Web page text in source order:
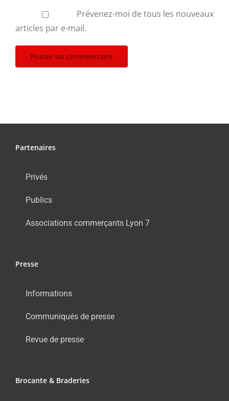
Prévenez-moi de tous les nouveaux
articles par e-mail.
Partenaires
Privés
Publics
Associations commerçants Lyon 7
Presse
Informations
Communiqués de presse
Revue de presse
Brocante & Braderies